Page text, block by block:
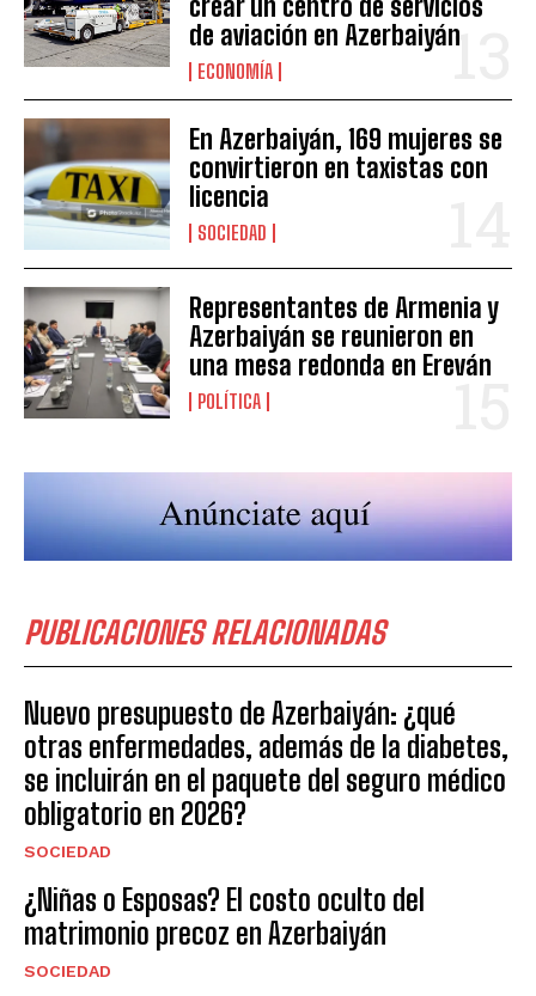
crear un centro de servicios
de aviación en Azerbaiyán
ECONOMÍA
En Azerbaiyán, 169 mujeres se
convirtieron en taxistas con
licencia
SOCIEDAD
Representantes de Armenia y
Azerbaiyán se reunieron en
una mesa redonda en Ereván
POLÍTICA
PUBLICACIONES RELACIONADAS
Nuevo presupuesto de Azerbaiyán: ¿qué
otras enfermedades, además de la diabetes,
se incluirán en el paquete del seguro médico
obligatorio en 2026?
SOCIEDAD
¿Niñas o Esposas? El costo oculto del
matrimonio precoz en Azerbaiyán
SOCIEDAD